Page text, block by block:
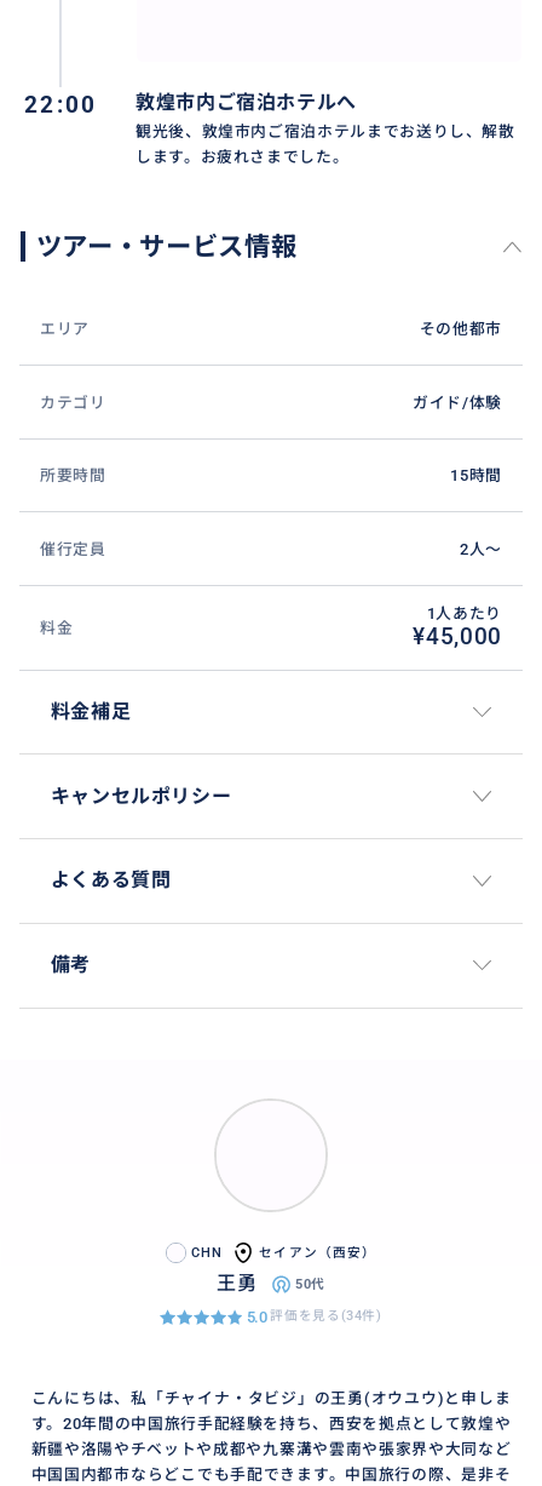
22:00 敦煌市内ご宿泊ホテルへ
観光後、敦煌市内ご宿泊ホテルまでお送りし、解散
します。お疲れさまでした。
ツアー・サービス情報
エリア その他都市
カテゴリ ガイド/体験
所要時間 15時間
催行定員 2人〜
料金
1人あたり
¥45,000
料金補足
キャンセルポリシー
よくある質問
備考
CHN セイアン（西安）
王勇 50代
5.0評価を見る(34件)
こんにちは、私「チャイナ・タビジ」の王勇(オウユウ)と申しま
す。20年間の中国旅行手配経験を持ち、西安を拠点として敦煌や
新疆や洛陽やチベットや成都や九寨溝や雲南や張家界や大同など
中国国内都市ならどこでも手配できます。中国旅行の際、是非そ